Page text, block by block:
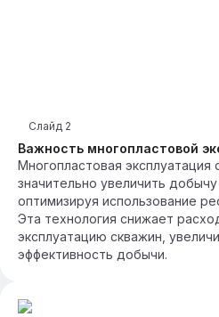
Важность многопластовой
Слайд 2
Многопластовая эксплуатация
значительно увеличить добычу
оптимизируя использование
Эта технология снижает
эксплуатацию скважин,
эффективность добычи.